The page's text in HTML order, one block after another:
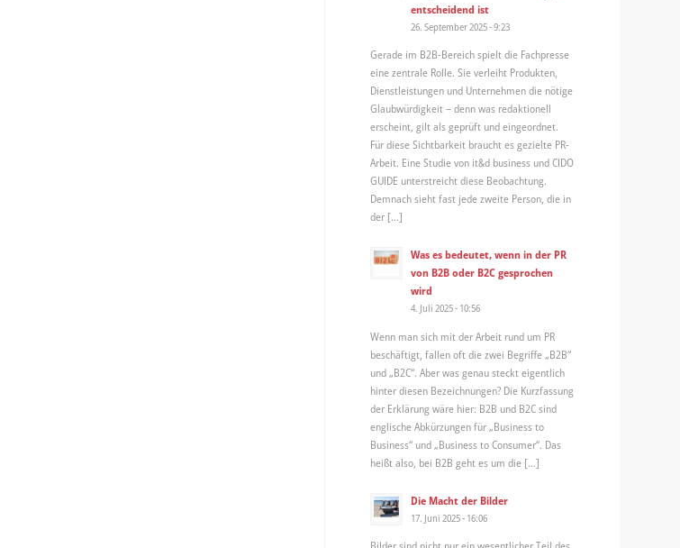
entscheidend ist
26. September 2025 - 9:23
Gerade im B2B-Bereich spielt die Fachpresse
eine zentrale Rolle. Sie verleiht Produkten,
Dienstleistungen und Unternehmen die nötige
Glaubwürdigkeit – denn was redaktionell
erscheint, gilt als geprüft und eingeordnet.
Für diese Sichtbarkeit braucht es gezielte PR-
Arbeit. Eine Studie von it&d business und CIDO
GUIDE unterstreicht diese Beobachtung.
Demnach sieht fast jede zweite Person, die in
der […]
Was es bedeutet, wenn in der PR
von B2B oder B2C gesprochen
wird
4. Juli 2025 - 10:56
Wenn man sich mit der Arbeit rund um PR
beschäftigt, fallen oft die zwei Begriffe „B2B“
und „B2C“. Aber was genau steckt eigentlich
hinter diesen Bezeichnungen? Die Kurzfassung
der Erklärung wäre hier: B2B und B2C sind
englische Abkürzungen für „Business to
Business“ und „Business to Consumer“. Das
heißt also, bei B2B geht es um die […]
Die Macht der Bilder
17. Juni 2025 - 16:06
Bilder sind nicht nur ein wesentlicher Teil des